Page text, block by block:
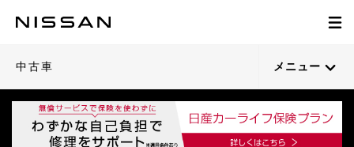
中古車 メニュー
23
閉じる 28
閉じる